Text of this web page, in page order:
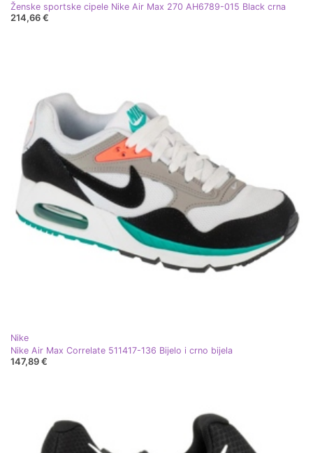
Ženske sportske cipele Nike Air Max 270 AH6789-015 Black crna
214,66 €
Nike
Nike Air Max Correlate 511417-136 Bijelo i crno bijela
147,89 €